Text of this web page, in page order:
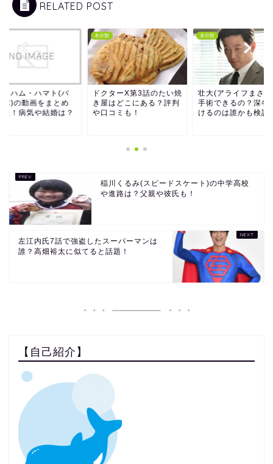
RELATED POST
ラハム・ハマト(パ
球)の動画をまとめ
た！病気や結婚は？
未分類
ドクターX第3話のたい焼
き屋はどこにある？評判
や口コミも！
未分類
壮大(アライフまさ
手術できるの？深冬
けるのは誰かも検証
稲川くるみ(スピードスケート)の中学高校
や進路は？父親や彼氏も！
左江内氏7話で強盗したスーパーマンは
誰？高畑裕太に似てると話題！
【自己紹介】